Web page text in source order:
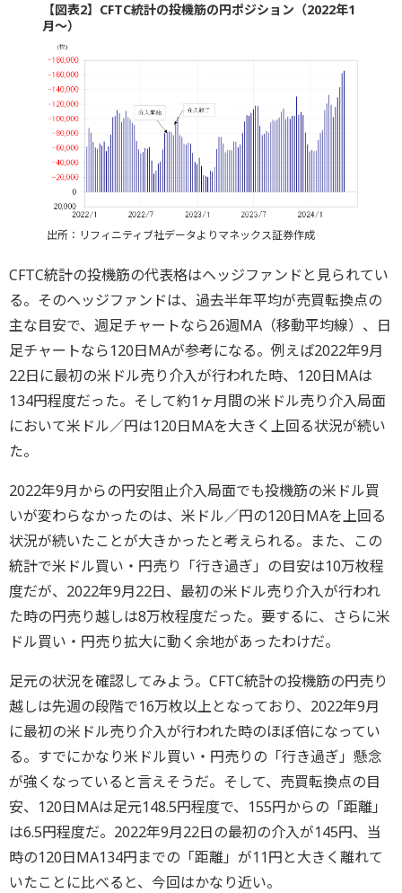
【図表2】CFTC統計の投機筋の円ポジション（2022年1
月～）
出所：リフィニティブ社データよりマネックス証券作成
CFTC統計の投機筋の代表格はヘッジファンドと見られてい
る。そのヘッジファンドは、過去半年平均が売買転換点の
主な目安で、週足チャートなら26週MA（移動平均線）、日
足チャートなら120日MAが参考になる。例えば2022年9月
22日に最初の米ドル売り介入が行われた時、120日MAは
134円程度だった。そして約1ヶ月間の米ドル売り介入局面
において米ドル／円は120日MAを大きく上回る状況が続い
た。
2022年9月からの円安阻止介入局面でも投機筋の米ドル買
いが変わらなかったのは、米ドル／円の120日MAを上回る
状況が続いたことが大きかったと考えられる。また、この
統計で米ドル買い・円売り「行き過ぎ」の目安は10万枚程
度だが、2022年9月22日、最初の米ドル売り介入が行われ
た時の円売り越しは8万枚程度だった。要するに、さらに米
ドル買い・円売り拡大に動く余地があったわけだ。
足元の状況を確認してみよう。CFTC統計の投機筋の円売り
越しは先週の段階で16万枚以上となっており、2022年9月
に最初の米ドル売り介入が行われた時のほぼ倍になってい
る。すでにかなり米ドル買い・円売りの「行き過ぎ」懸念
が強くなっていると言えそうだ。そして、売買転換点の目
安、120日MAは足元148.5円程度で、155円からの「距離」
は6.5円程度だ。2022年9月22日の最初の介入が145円、当
時の120日MA134円までの「距離」が11円と大きく離れて
いたことに比べると、今回はかなり近い。